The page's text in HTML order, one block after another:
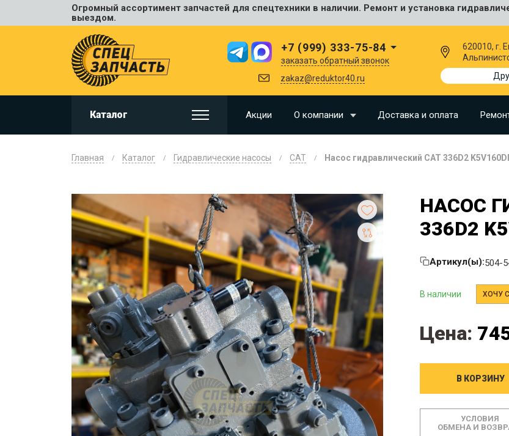
Огромный ассортимент запчастей для спецтехники в наличии. Ремонт и установка
выездом.
+7 (999) 333-75-84
заказать обратный звонок
zakaz@reduktor40.ru
620010, г.
Каталог Акции О компании Доставка и оплата
Универсальные
HITACHI
HYUNDAI
VOLVO
CAT
CASE
LIUGONG
SANY
SHANTUI
SUMITOMO
JOHN DEERE
Главная Каталог Гидравлические насосы CAT Насос гидравлический CAT 336D2
НАСОС
336D2
Артикул(ы):504-
В наличии ХОЧУ
Цена:
В КОРЗИНУ
УСЛОВИЯ
ОБМЕНА И